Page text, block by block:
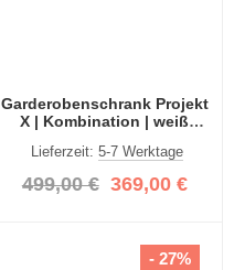
Garderobenschrank Projekt
X | Kombination | weiß
Lieferzeit:5-7 Werktage
499,00 € 369,00 €
- 27%